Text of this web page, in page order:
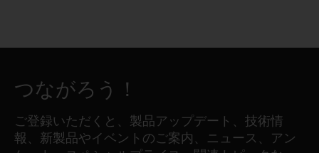
つながろう！
ご登録いただくと、製品アップデート、技術情
報、新製品やイベントのご案内、ニュース、アン